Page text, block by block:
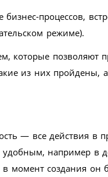
процессов,
режиме).
которые
из них пройдены,
— все действия в
например в
в момент создания